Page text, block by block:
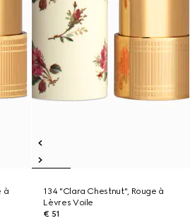
à
134 "Clara Chestnut", Rouge à
Lèvres Voile
€ 51